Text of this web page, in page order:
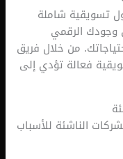
شاملة
خلال فريق
تؤدي إلى
للأسباب